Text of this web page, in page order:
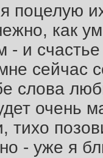
поцелую
как
- и
сейчас
слова
очень
тихо
- уже я